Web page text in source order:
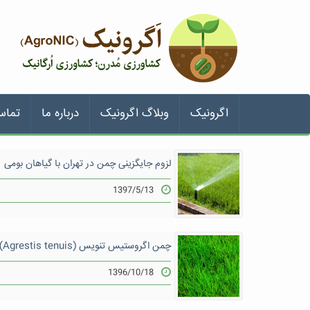
اگرونیک وبلاگ اگرونیک درباره ما
لزوم جایگزینی چمن در تهران با گیاهان بومی
1397/5/13
چمن اگروستیس تنویس (Agrestis tenuis)
1396/10/18